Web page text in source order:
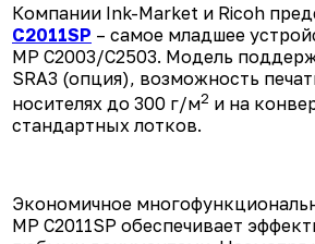
Компании Ink-Market и Ricoh
C2011SP – самое младшее
MP C2003/C2503. Модель
SRA3 (опция), возможность
носителях до 300 г/м2 и на
стандартных лотков.
Экономичное
MP C2011SP обеспечивает